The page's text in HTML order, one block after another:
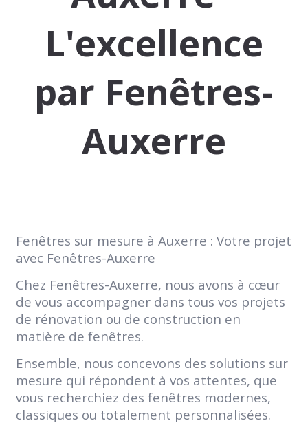
L'excellence
par Fenêtres-
Auxerre
Fenêtres sur mesure à Auxerre : Votre projet
avec Fenêtres-Auxerre
Chez Fenêtres-Auxerre, nous avons à cœur
de vous accompagner dans tous vos projets
de rénovation ou de construction en
matière de fenêtres.
Ensemble, nous concevons des solutions sur
mesure qui répondent à vos attentes, que
vous recherchiez des fenêtres modernes,
classiques ou totalement personnalisées.